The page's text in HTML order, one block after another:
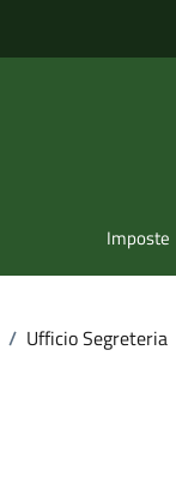
Imposte
/ Ufficio Segreteria